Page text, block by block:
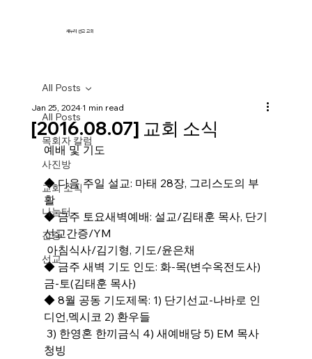
새누리 선교 교회
All Posts
목회자 칼럼
사진방
교회 소식
나눔터
간증
선교
All Posts
[2016.08.07] 교회 소식
Jan 25, 20241 min read
예배 및 기도
◆ 다음 주일 설교: 마태 28장, 그리스도의 부
활
◆ 금주 토요새벽예배: 설교/김태훈 목사, 단기
선교간증/YM
아침식사/김기형, 기도/윤은채
◆ 금주 새벽 기도 인도: 화-목(변수옥전도사)
금-토(김태훈 목사)
◆ 8월 공동 기도제목: 1) 단기선교-나바로 인
디언,멕시코 2) 환우들
3) 한영혼 한끼금식 4) 새예배당 5) EM 목사
청빙